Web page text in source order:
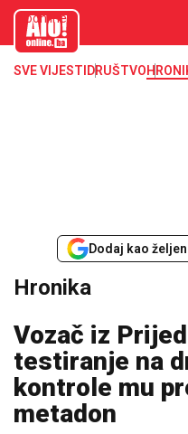
aloonline.b
SVE VIJESTI DRUŠTVO
Dodaj kao
Hronika
Vozač iz
testiranje na
kontrole mu
metadon